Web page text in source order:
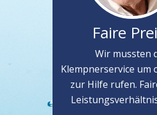
Faire
Wir mussten
Klempnerservice um
zur Hilfe rufen.